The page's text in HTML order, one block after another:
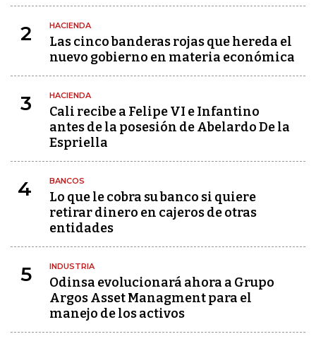
2 HACIENDA
Las cinco banderas rojas que hereda el
nuevo gobierno en materia económica
3 HACIENDA
Cali recibe a Felipe VI e Infantino
antes de la posesión de Abelardo De la
Espriella
4 BANCOS
Lo que le cobra su banco si quiere
retirar dinero en cajeros de otras
entidades
5 INDUSTRIA
Odinsa evolucionará ahora a Grupo
Argos Asset Managment para el
manejo de los activos